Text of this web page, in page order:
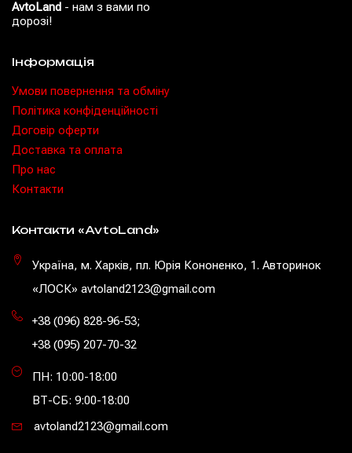
AvtoLand - нам з вами по
дорозі!
Інформація
Умови повернення та обміну
Політика конфіденційності
Договір оферти
Доставка та оплата
Про нас
Контакти
Контакти «AvtoLand»
Україна, м. Харків, пл. Юрія Кононенко, 1. Авторинок
«ЛОСК» avtoland2123@gmail.com
+38 (096) 828-96-53;
+38 (095) 207-70-32
ПН: 10:00-18:00
ВТ-СБ: 9:00-18:00
avtoland2123@gmail.com